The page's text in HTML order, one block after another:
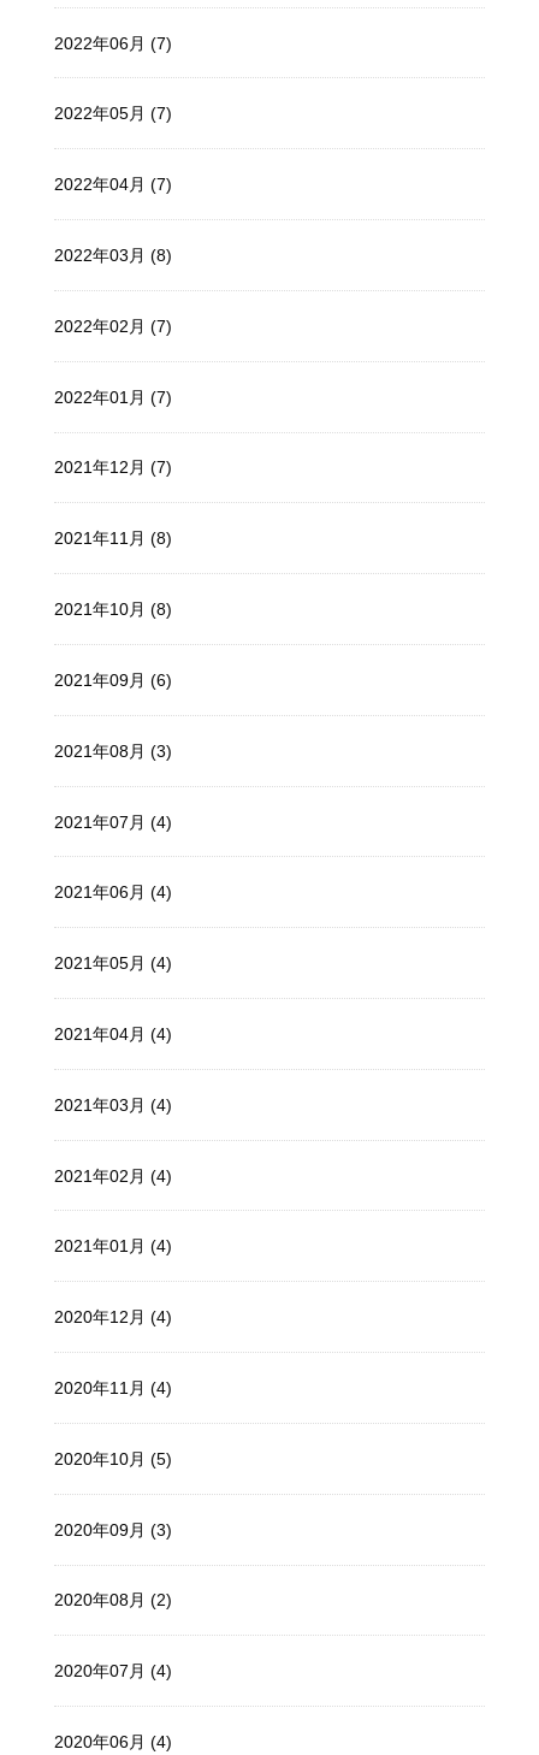
2022年06月 (7)
2022年05月 (7)
2022年04月 (7)
2022年03月 (8)
2022年02月 (7)
2022年01月 (7)
2021年12月 (7)
2021年11月 (8)
2021年10月 (8)
2021年09月 (6)
2021年08月 (3)
2021年07月 (4)
2021年06月 (4)
2021年05月 (4)
2021年04月 (4)
2021年03月 (4)
2021年02月 (4)
2021年01月 (4)
2020年12月 (4)
2020年11月 (4)
2020年10月 (5)
2020年09月 (3)
2020年08月 (2)
2020年07月 (4)
2020年06月 (4)